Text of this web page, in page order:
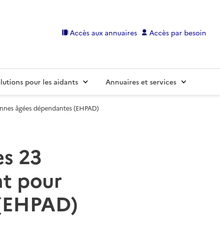
Accès aux annuaires Accès par besoin
pour les aidants Annuaires et services
âgées dépendantes (EHPAD)
23
pour